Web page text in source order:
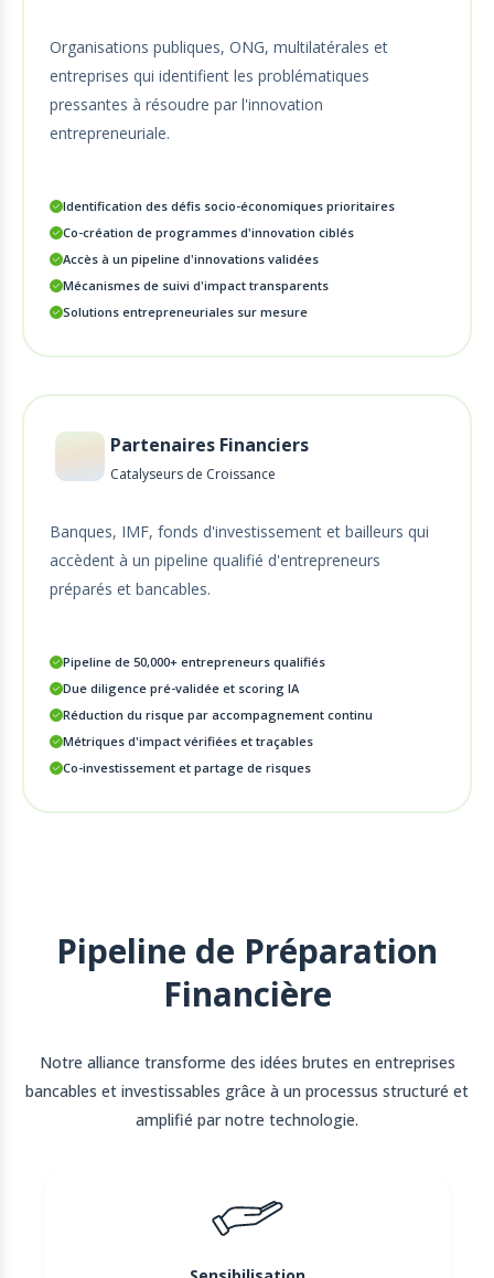
Organisations publiques, ONG, multilatérales et
entreprises qui identifient les problématiques
pressantes à résoudre par l'innovation
entrepreneuriale.
Identification des défis socio-économiques prioritaires
Co-création de programmes d'innovation ciblés
Accès à un pipeline d'innovations validées
Mécanismes de suivi d'impact transparents
Solutions entrepreneuriales sur mesure
Partenaires Financiers
Catalyseurs de Croissance
Banques, IMF, fonds d'investissement et bailleurs qui
accèdent à un pipeline qualifié d'entrepreneurs
préparés et bancables.
Pipeline de 50,000+ entrepreneurs qualifiés
Due diligence pré-validée et scoring IA
Réduction du risque par accompagnement continu
Métriques d'impact vérifiées et traçables
Co-investissement et partage de risques
Pipeline de Préparation
Financière
Notre alliance transforme des idées brutes en entreprises
bancables et investissables grâce à un processus structuré et
amplifié par notre technologie.